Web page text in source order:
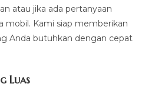
atau jika ada pertanyaan
mobil. Kami siap memberikan
Anda butuhkan dengan cepat
Luas